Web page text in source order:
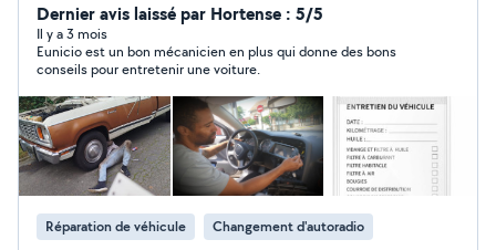
mécanicien qualifié et diplômes qui vient directement à
vous,que ce soit à votre domicile. O745945725 de fois
sur le site alluvions se je vous réponds pas c'est mieux
un SMS avec mon numéro je veux réponds le plus
rapidement possible Merci
Dernier avis laissé par Hortense : 5/5
Il y a 3 mois
Eunicio est un bon mécanicien en plus qui donne des bons
conseils pour entretenir une voiture.
Réparation de véhicule Changement d'autoradio